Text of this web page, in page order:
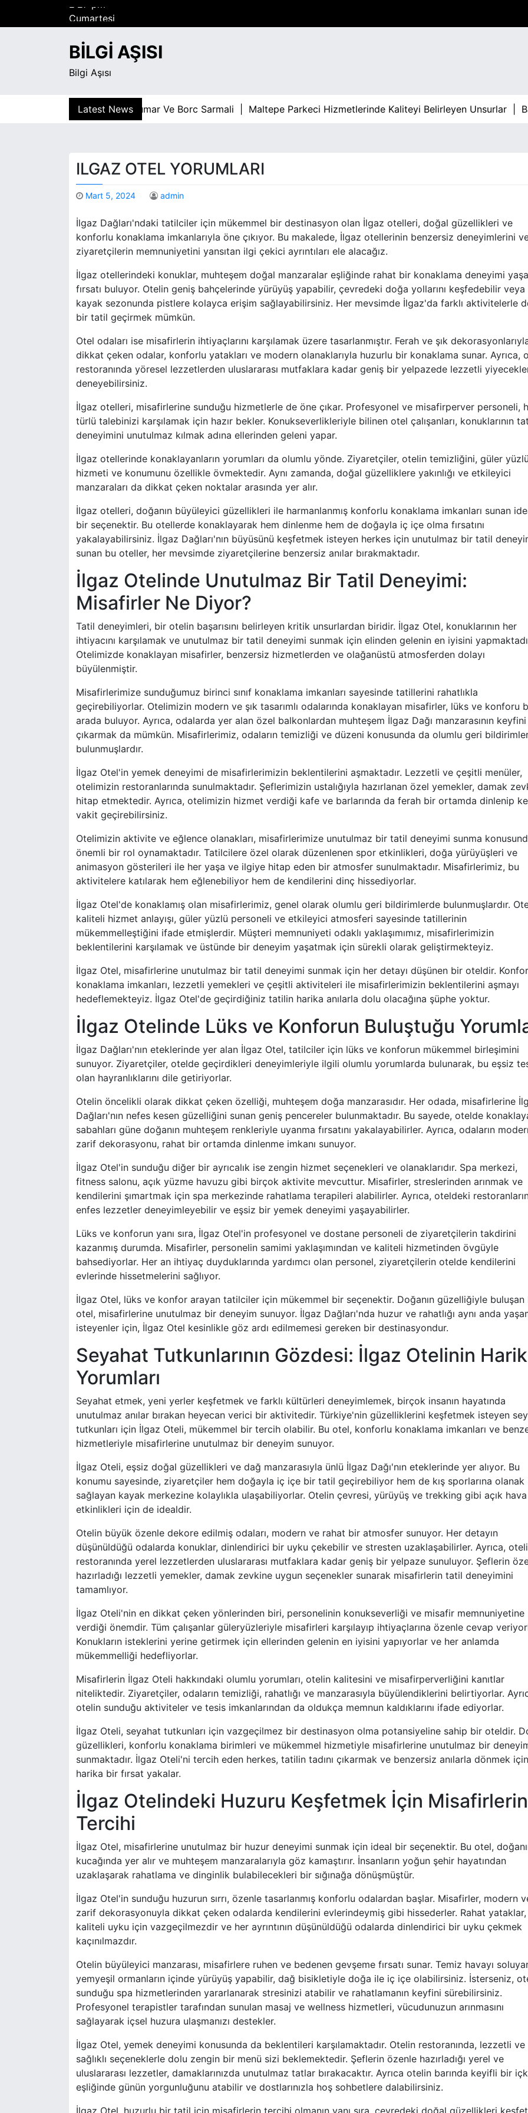
Cumartesi
Ağustos 8, 2026
2:27 pm
BILGI AŞISI
Bilgi Aşısı
Latest NewsKumar Ve Borc Sarmali |Maltepe Parkeci Hizmetlerinde Kaliteyi Belirleyen Unsurlar |
ILGAZ OTEL YORUMLARI
Mart 5, 2024 admin
İlgaz Dağları'ndaki tatilciler için mükemmel bir destinasyon olan İlgaz otelleri, doğal güzellikleri ve
konforlu konaklama imkanlarıyla öne çıkıyor. Bu makalede, İlgaz otellerinin benzersiz deneyimlerini
ziyaretçilerin memnuniyetini yansıtan ilgi çekici ayrıntıları ele alacağız.
İlgaz otellerindeki konuklar, muhteşem doğal manzaralar eşliğinde rahat bir konaklama deneyimi
fırsatı buluyor. Otelin geniş bahçelerinde yürüyüş yapabilir, çevredeki doğa yollarını keşfedebilir veya
kayak sezonunda pistlere kolayca erişim sağlayabilirsiniz. Her mevsimde İlgaz'da farklı aktivitelerle
bir tatil geçirmek mümkün.
Otel odaları ise misafirlerin ihtiyaçlarını karşılamak üzere tasarlanmıştır. Ferah ve şık
dikkat çeken odalar, konforlu yatakları ve modern olanaklarıyla huzurlu bir konaklama sunar. Ayrıca,
restoranında yöresel lezzetlerden uluslararası mutfaklara kadar geniş bir yelpazede lezzetli
deneyebilirsiniz.
İlgaz otelleri, misafirlerine sunduğu hizmetlerle de öne çıkar. Profesyonel ve misafirperver personeli,
türlü talebinizi karşılamak için hazır bekler. Konukseverlikleriyle bilinen otel çalışanları, konuklarının
deneyimini unutulmaz kılmak adına ellerinden geleni yapar.
İlgaz otellerinde konaklayanların yorumları da olumlu yönde. Ziyaretçiler, otelin temizliğini, güler yüzlü
hizmeti ve konumunu özellikle övmektedir. Aynı zamanda, doğal güzelliklere yakınlığı ve etkileyici
manzaraları da dikkat çeken noktalar arasında yer alır.
İlgaz otelleri, doğanın büyüleyici güzellikleri ile harmanlanmış konforlu konaklama imkanları sunan
bir seçenektir. Bu otellerde konaklayarak hem dinlenme hem de doğayla iç içe olma fırsatını
yakalayabilirsiniz. İlgaz Dağları'nın büyüsünü keşfetmek isteyen herkes için unutulmaz bir tatil
sunan bu oteller, her mevsimde ziyaretçilerine benzersiz anılar bırakmaktadır.
İlgaz Otelinde Unutulmaz Bir Tatil Deneyimi:
Misafirler Ne Diyor?
Tatil deneyimleri, bir otelin başarısını belirleyen kritik unsurlardan biridir. İlgaz Otel, konuklarının her
ihtiyacını karşılamak ve unutulmaz bir tatil deneyimi sunmak için elinden gelenin en iyisini
Otelimizde konaklayan misafirler, benzersiz hizmetlerden ve olağanüstü atmosferden dolayı
büyülenmiştir.
Misafirlerimize sunduğumuz birinci sınıf konaklama imkanları sayesinde tatillerini rahatlıkla
geçirebiliyorlar. Otelimizin modern ve şık tasarımlı odalarında konaklayan misafirler, lüks ve konforu
arada buluyor. Ayrıca, odalarda yer alan özel balkonlardan muhteşem İlgaz Dağı manzarasının keyfini
çıkarmak da mümkün. Misafirlerimiz, odaların temizliği ve düzeni konusunda da olumlu geri
bulunmuşlardır.
İlgaz Otel'in yemek deneyimi de misafirlerimizin beklentilerini aşmaktadır. Lezzetli ve çeşitli menüler,
otelimizin restoranlarında sunulmaktadır. Şeflerimizin ustalığıyla hazırlanan özel yemekler, damak
hitap etmektedir. Ayrıca, otelimizin hizmet verdiği kafe ve barlarında da ferah bir ortamda dinlenip
vakit geçirebilirsiniz.
Otelimizin aktivite ve eğlence olanakları, misafirlerimize unutulmaz bir tatil deneyimi sunma
önemli bir rol oynamaktadır. Tatilcilere özel olarak düzenlenen spor etkinlikleri, doğa yürüyüşleri ve
animasyon gösterileri ile her yaşa ve ilgiye hitap eden bir atmosfer sunulmaktadır. Misafirlerimiz, bu
aktivitelere katılarak hem eğlenebiliyor hem de kendilerini dinç hissediyorlar.
İlgaz Otel'de konaklamış olan misafirlerimiz, genel olarak olumlu geri bildirimlerde bulunmuşlardır.
kaliteli hizmet anlayışı, güler yüzlü personeli ve etkileyici atmosferi sayesinde tatillerinin
mükemmelleştiğini ifade etmişlerdir. Müşteri memnuniyeti odaklı yaklaşımımız, misafirlerimizin
beklentilerini karşılamak ve üstünde bir deneyim yaşatmak için sürekli olarak geliştirmekteyiz.
İlgaz Otel, misafirlerine unutulmaz bir tatil deneyimi sunmak için her detayı düşünen bir oteldir.
konaklama imkanları, lezzetli yemekleri ve çeşitli aktiviteleri ile misafirlerimizin beklentilerini aşmayı
hedeflemekteyiz. İlgaz Otel'de geçirdiğiniz tatilin harika anılarla dolu olacağına şüphe yoktur.
İlgaz Otelinde Lüks ve Konforun Buluştuğu
İlgaz Dağları'nın eteklerinde yer alan İlgaz Otel, tatilciler için lüks ve konforun mükemmel birleşimini
sunuyor. Ziyaretçiler, otelde geçirdikleri deneyimleriyle ilgili olumlu yorumlarda bulunarak, bu eşsiz
olan hayranlıklarını dile getiriyorlar.
Otelin öncelikli olarak dikkat çeken özelliği, muhteşem doğa manzarasıdır. Her odada, misafirlerine
Dağları'nın nefes kesen güzelliğini sunan geniş pencereler bulunmaktadır. Bu sayede, otelde
sabahları güne doğanın muhteşem renkleriyle uyanma fırsatını yakalayabilirler. Ayrıca, odaların
zarif dekorasyonu, rahat bir ortamda dinlenme imkanı sunuyor.
İlgaz Otel'in sunduğu diğer bir ayrıcalık ise zengin hizmet seçenekleri ve olanaklarıdır. Spa merkezi,
fitness salonu, açık yüzme havuzu gibi birçok aktivite mevcuttur. Misafirler, streslerinden arınmak ve
kendilerini şımartmak için spa merkezinde rahatlama terapileri alabilirler. Ayrıca, oteldeki
enfes lezzetler deneyimleyebilir ve eşsiz bir yemek deneyimi yaşayabilirler.
Lüks ve konforun yanı sıra, İlgaz Otel'in profesyonel ve dostane personeli de ziyaretçilerin takdirini
kazanmış durumda. Misafirler, personelin samimi yaklaşımından ve kaliteli hizmetinden övgüyle
bahsediyorlar. Her an ihtiyaç duyduklarında yardımcı olan personel, ziyaretçilerin otelde kendilerini
evlerinde hissetmelerini sağlıyor.
İlgaz Otel, lüks ve konfor arayan tatilciler için mükemmel bir seçenektir. Doğanın güzelliğiyle buluşan
otel, misafirlerine unutulmaz bir deneyim sunuyor. İlgaz Dağları'nda huzur ve rahatlığı aynı anda
isteyenler için, İlgaz Otel kesinlikle göz ardı edilmemesi gereken bir destinasyondur.
Seyahat Tutkunlarının Gözdesi: İlgaz Otelinin
Yorumları
Seyahat etmek, yeni yerler keşfetmek ve farklı kültürleri deneyimlemek, birçok insanın hayatında
unutulmaz anılar bırakan heyecan verici bir aktivitedir. Türkiye'nin güzelliklerini keşfetmek isteyen
tutkunları için İlgaz Oteli, mükemmel bir tercih olabilir. Bu otel, konforlu konaklama imkanları ve
hizmetleriyle misafirlerine unutulmaz bir deneyim sunuyor.
İlgaz Oteli, eşsiz doğal güzellikleri ve dağ manzarasıyla ünlü İlgaz Dağı'nın eteklerinde yer alıyor. Bu
konumu sayesinde, ziyaretçiler hem doğayla iç içe bir tatil geçirebiliyor hem de kış sporlarına olanak
sağlayan kayak merkezine kolaylıkla ulaşabiliyorlar. Otelin çevresi, yürüyüş ve trekking gibi açık hava
etkinlikleri için de idealdir.
Otelin büyük özenle dekore edilmiş odaları, modern ve rahat bir atmosfer sunuyor. Her detayın
düşünüldüğü odalarda konuklar, dinlendirici bir uyku çekebilir ve stresten uzaklaşabilirler. Ayrıca,
restoranında yerel lezzetlerden uluslararası mutfaklara kadar geniş bir yelpaze sunuluyor. Şeflerin
hazırladığı lezzetli yemekler, damak zevkine uygun seçenekler sunarak misafirlerin tatil deneyimini
tamamlıyor.
İlgaz Oteli'nin en dikkat çeken yönlerinden biri, personelinin konukseverliği ve misafir memnuniyetine
verdiği önemdir. Tüm çalışanlar güleryüzleriyle misafirleri karşılayıp ihtiyaçlarına özenle cevap
Konukların isteklerini yerine getirmek için ellerinden gelenin en iyisini yapıyorlar ve her anlamda
mükemmelliği hedefliyorlar.
Misafirlerin İlgaz Oteli hakkındaki olumlu yorumları, otelin kalitesini ve misafirperverliğini kanıtlar
niteliktedir. Ziyaretçiler, odaların temizliği, rahatlığı ve manzarasıyla büyülendiklerini belirtiyorlar.
otelin sunduğu aktiviteler ve tesis imkanlarından da oldukça memnun kaldıklarını ifade ediyorlar.
İlgaz Oteli, seyahat tutkunları için vazgeçilmez bir destinasyon olma potansiyeline sahip bir oteldir.
güzellikleri, konforlu konaklama birimleri ve mükemmel hizmetiyle misafirlerine unutulmaz bir
sunmaktadır. İlgaz Oteli'ni tercih eden herkes, tatilin tadını çıkarmak ve benzersiz anılarla dönmek için
harika bir fırsat yakalar.
İlgaz Otelindeki Huzuru Keşfetmek İçin Misafirlerin
Tercihi
İlgaz Otel, misafirlerine unutulmaz bir huzur deneyimi sunmak için ideal bir seçenektir. Bu otel,
kucağında yer alır ve muhteşem manzaralarıyla göz kamaştırır. İnsanların yoğun şehir hayatından
uzaklaşarak rahatlama ve dinginlik bulabilecekleri bir sığınağa dönüşmüştür.
İlgaz Otel'in sunduğu huzurun sırrı, özenle tasarlanmış konforlu odalardan başlar. Misafirler, modern
zarif dekorasyonuyla dikkat çeken odalarda kendilerini evlerindeymiş gibi hissederler. Rahat yataklar,
kaliteli uyku için vazgeçilmezdir ve her ayrıntının düşünüldüğü odalarda dinlendirici bir uyku çekmek
kaçınılmazdır.
Otelin büyüleyici manzarası, misafirlere ruhen ve bedenen gevşeme fırsatı sunar. Temiz havayı
yemyeşil ormanların içinde yürüyüş yapabilir, dağ bisikletiyle doğa ile iç içe olabilirsiniz. İsterseniz,
sunduğu spa hizmetlerinden yararlanarak stresinizi atabilir ve rahatlamanın keyfini sürebilirsiniz.
Profesyonel terapistler tarafından sunulan masaj ve wellness hizmetleri, vücudunuzun arınmasını
sağlayarak içsel huzura ulaşmanızı destekler.
İlgaz Otel, yemek deneyimi konusunda da beklentileri karşılamaktadır. Otelin restoranında, lezzetli ve
sağlıklı seçeneklerle dolu zengin bir menü sizi beklemektedir. Şeflerin özenle hazırladığı yerel ve
uluslararası lezzetler, damaklarınızda unutulmaz tatlar bırakacaktır. Ayrıca otelin barında keyifli bir
eşliğinde günün yorgunluğunu atabilir ve dostlarınızla hoş sohbetlere dalabilirsiniz.